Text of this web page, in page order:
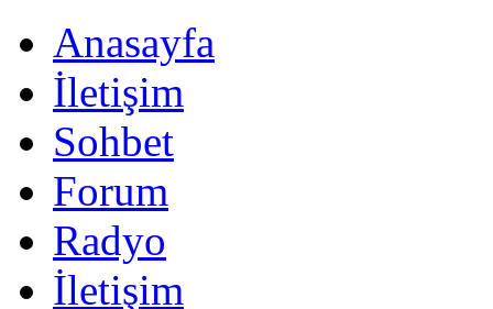
Anasayfa
İletişim
Sohbet
Forum
Radyo
İletişim